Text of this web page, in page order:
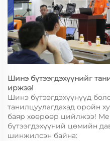
Шинэ бүтээгдэхүүнийг
иржээ!
Шинэ бүтээгдэхүүнүүд
танилцуулагдахад оройн
баяр хөөрөөр цийлжээ!
бүтээгдэхүүний цөмийн
шинжилсэн байна: